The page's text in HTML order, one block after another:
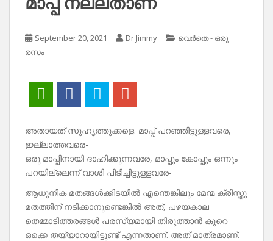
September 20, 2021 Dr Jimmy
വെർതെ - ഒരു
രസം
അതായത് സുഹൃത്തുക്കളെ. മാപ്പ് പറഞ്ഞിട്ടുള്ളവരെ,
ഇല്ലാത്തവരെ-
ഒരു മാപ്പിനായി ദാഹിക്കുന്നവരേ, മാപ്പും കോപ്പും ഒന്നും
പറയില്ലെന്ന് വാശി പിടിച്ചിട്ടുള്ളവരേ-
ആധുനിക മതങ്ങൾക്കിടയിൽ എന്തെങ്കിലും മേന്മ ക്രിസ്തു
മതത്തിന് നടിക്കാനുണ്ടെങ്കിൽ അത്, പഴയകാല
തെമ്മാടിത്തരങ്ങൾ പരസ്യമായി തിരുത്താൻ കുറെ
ഒക്കെ തയ്യാറായിട്ടുണ്ട് എന്നതാണ്. അത് മാത്രമാണ്.